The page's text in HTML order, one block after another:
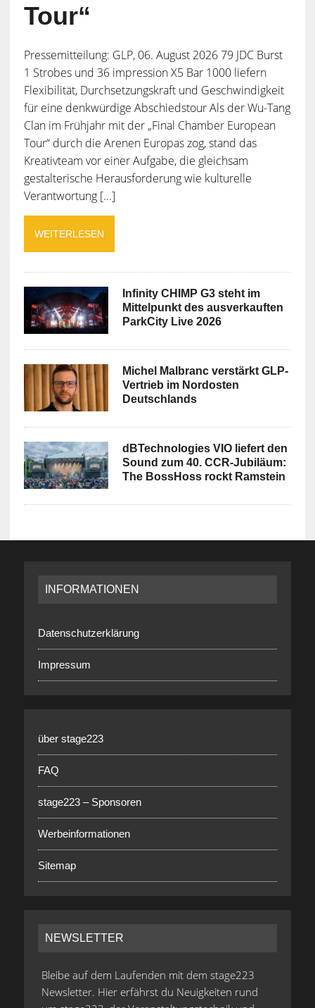
Tour“
Pressemitteilung: GLP, 06. August 2026 79 JDC Burst
1 Strobes und 36 impression X5 Bar 1000 liefern
Flexibilität, Durchsetzungskraft und Geschwindigkeit
für eine denkwürdige Abschiedstour Als der Wu-Tang
Clan im Frühjahr mit der „Final Chamber European
Tour“ durch die Arenen Europas zog, stand das
Kreativteam vor einer Aufgabe, die gleichsam
gestalterische Herausforderung wie kulturelle
Verantwortung [...]
WEITERLESEN
Infinity CHIMP G3 steht im
Mittelpunkt des ausverkauften
ParkCity Live 2026
Michel Malbranc verstärkt GLP-
Vertrieb im Nordosten
Deutschlands
dBTechnologies VIO liefert den
Sound zum 40. CCR-Jubiläum:
The BossHoss rockt Ramstein
INFORMATIONEN
Datenschutzerklärung
Impressum
über stage223
FAQ
stage223 – Sponsoren
Werbeinformationen
Sitemap
NEWSLETTER
Bleibe auf dem Laufenden mit dem stage223
Newsletter. Hier erfährst du Neuigkeiten rund